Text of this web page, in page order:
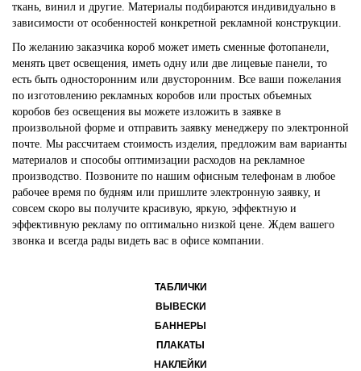
ткань, винил и другие. Материалы подбираются индивидуально в
зависимости от особенностей конкретной рекламной конструкции.
По желанию заказчика короб может иметь сменные фотопанели,
менять цвет освещения, иметь одну или две лицевые панели, то
есть быть односторонним или двусторонним. Все ваши пожелания
по изготовлению рекламных коробов или простых объемных
коробов без освещения вы можете изложить в заявке в
произвольной форме и отправить заявку менеджеру по электронной
почте. Мы рассчитаем стоимость изделия, предложим вам варианты
материалов и способы оптимизации расходов на рекламное
производство. Позвоните по нашим офисным телефонам в любое
рабочее время по будням или пришлите электронную заявку, и
совсем скоро вы получите красивую, яркую, эффектную и
эффективную рекламу по оптимально низкой цене. Ждем вашего
звонка и всегда рады видеть вас в офисе компании.
ТАБЛИЧКИ
ВЫВЕСКИ
БАННЕРЫ
ПЛАКАТЫ
НАКЛЕЙКИ